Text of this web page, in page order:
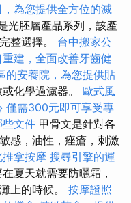
為您提供全方位的滅
光胚層產品系列，該產
整選擇。 台中搬家公
重建，全面改善牙齒健
的安養院，為您提供貼
化學過濾器。 歐式風
僅需300元即可享受專
文件 甲骨文是針對各
感，油性，痤瘡，刺激
推拿按摩 搜尋引擎的運
夏天就需要防曬霜，
上的時候。 按摩證照